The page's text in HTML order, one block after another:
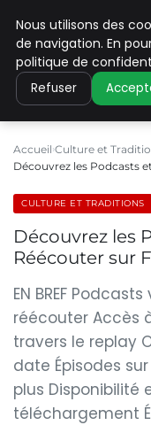
PILAT
Accueil Culture et
Découvrez les Podcasts
CULTURE ET TRADITIONS
Découvrez les
Réécouter sur
EN BREF
réécouter Accès
travers le replay
date Épisodes
plus Disponibilité
téléchargement
Nous utilisons des
de navigation. En
politique de
Refuser